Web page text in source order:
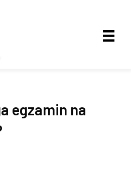
egzamin na